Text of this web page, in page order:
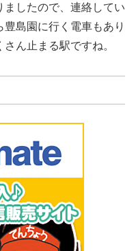
したので、連絡してい
島園に行く電車もあり
ん止まる駅ですね。